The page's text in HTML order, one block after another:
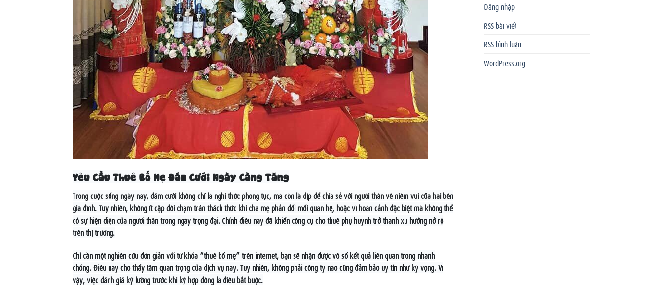
Yêu Cầu Thuê Bố Mẹ Đám Cưới Ngày Càng Tăng
Trong cuộc sống ngày nay, đám cưới không chỉ là nghi thức phong tục, mà còn là dịp để chia sẻ với người thân về niềm vui của hai bên
gia đình. Tuy nhiên, không ít cặp đôi chạm trán thách thức khi cha mẹ phản đối mối quan hệ, hoặc vì hoàn cảnh đặc biệt mà không thể
có sự hiện diện của người thân trong ngày trọng đại. Chính điều này đã khiến công cụ cho thuê phụ huynh trở thành xu hướng nở rộ
trên thị trường.
Chỉ cần một nghiên cứu đơn giản với từ khóa “thuê bố mẹ” trên internet, bạn sẽ nhận được vô số kết quả liên quan trong nhanh
chóng. Điều này cho thấy tầm quan trọng của dịch vụ này. Tuy nhiên, không phải công ty nào cũng đảm bảo uy tín như kỳ vọng. Vì
vậy, việc đánh giá kỹ lưỡng trước khi ký hợp đồng là điều bắt buộc.
Đăng nhập
RSS bài viết
RSS bình luận
WordPress.org